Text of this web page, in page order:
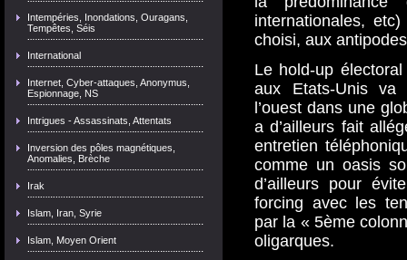
Intempéries, Inondations, Ouragans,
Tempêtes, Séis
International
Internet, Cyber-attaques, Anonymus,
Espionnage, NS
Intrigues - Assassinats, Attentats
Inversion des pôles magnétiques,
Anomalies, Brèche
Irak
Islam, Iran, Syrie
Islam, Moyen Orient
internationales,
choisi, aux
Le hold-up
aux Etats-Unis va
l’ouest dans une
a d’ailleurs fait
entretien
comme un oasis
d’ailleurs pour
forcing avec les
par la « 5ème
oligarques.